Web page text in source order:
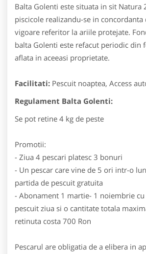
Balta Golenti este situata in sit Natura
piscicole realizandu-se in
vigoare referitor la ariile protejate.
balta Golenti este refacut periodic din
aflata in aceeasi proprietate.
Facilitati: Pescuit noaptea, Access
Regulament Balta Golenti:
Se pot retine 4 kg de peste
Promotii:
- Ziua 4 pescari platesc 3 bonuri
- Un pescar care vine de 5 ori intr-o
partida de pescuit gratuita
- Abonament 1 martie- 1 noiembrie
pescuit ziua si o cantitate totala
retinuta costa 700 Ron
Pescarul are obligatia de a elibera in